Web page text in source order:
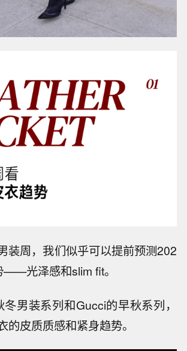
装周，我们似乎可以提前预测202
——光泽感和slim fit。
男装系列和Gucci的早秋系列，
的皮质质感和紧身趋势。